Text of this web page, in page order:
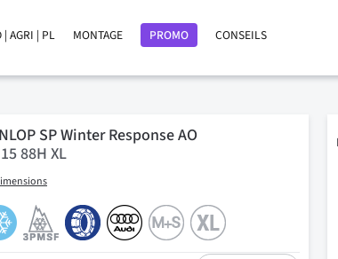
| AGRI | PL MONTAGE PROMO CONSEILS
SP Winter Response AO
88H XL